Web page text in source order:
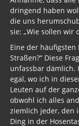
dringend haben
die uns
sie: „Wie sollen wir
Eine der häufigsten
Straßen?“ Diese
unfassbar dämlich.
egal, wo ich in
Leuten auf der
obwohl ich alles
ziemlich jeder, den
Ding in der